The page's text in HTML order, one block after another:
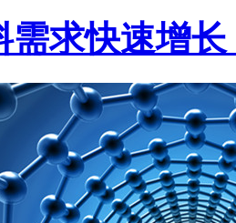
需求快速增